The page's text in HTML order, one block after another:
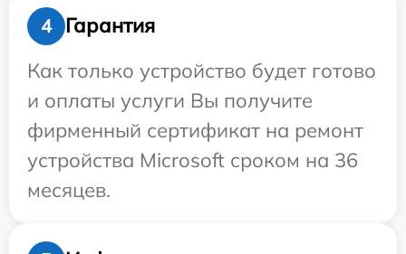
4
Гарантия
Как только устройство будет готово
и оплаты услуги Вы получите
фирменный сертификат на ремонт
устройства Microsoft сроком на 36
месяцев.